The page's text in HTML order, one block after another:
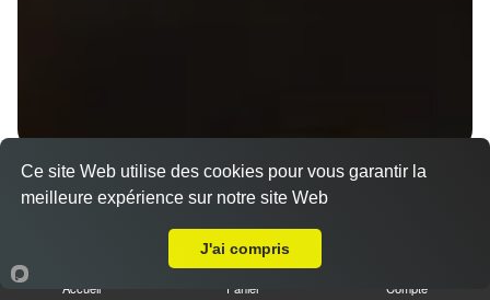
Menus Gyoza et Tataki en livraison sur Rennes
Sainte Thérèse (35000)
Menu V1 - Gyoza
Accueil Panier Compte
Ce site Web utilise des cookies pour vous garantir la
meilleure expérience sur notre site Web
J'ai compris